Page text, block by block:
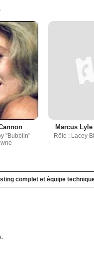
"Bubblin"
Marcus
Rôle : Lacey
complet et équipe